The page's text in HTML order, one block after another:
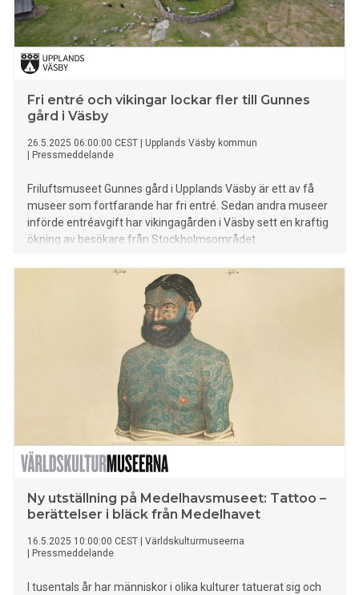
Fri entré och vikingar lockar fler till Gunnes
gård i Väsby
26.5.2025 06:00:00 CEST
Upplands Väsby kommun
Pressmeddelande
Friluftsmuseet Gunnes gård i Upplands Väsby är ett av få
museer som fortfarande har fri entré. Sedan andra museer
införde entréavgift har vikingagården i Väsby sett en kraftig
ökning av besökare från Stockholmsområdet.
Ny utställning på Medelhavsmuseet: Tattoo –
berättelser i bläck från Medelhavet
16.5.2025 10:00:00 CEST
Världskulturmuseerna
Pressmeddelande
I tusentals år har människor i olika kulturer tatuerat sig och